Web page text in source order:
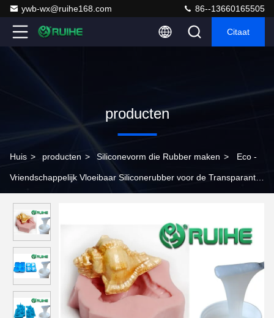
ywb-wx@ruihe168.com 86--13660165505
Citaat
producten
Huis > producten > Siliconevorm die Rubber maken > Eco -
Vriendschappelijk Vloeibaar Siliconerubber voor de Transparante